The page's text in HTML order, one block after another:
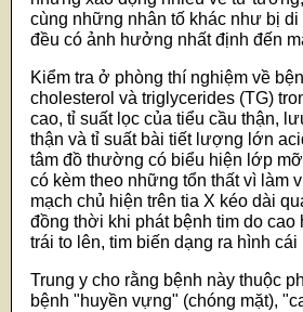
cùng những nhân tố khác như bị di
đều có ảnh hưởng nhất định đến
Kiểm tra ở phòng thí nghiệm về
cholesterol và triglycerides (TG)
cao, tỉ suất lọc của tiểu cầu thận,
thận và tỉ suất bài tiết lượng lớn
tâm đồ thường có biểu hiện lớp
có kèm theo những tổn thất vì làm
mạch chủ hiện trên tia X kéo dài
đồng thời khi phát bệnh tim do cao
trái to lên, tim biến dạng ra hình cái
Trung y cho rằng bệnh này thuộc
bệnh "huyền vựng" (chóng mặt),